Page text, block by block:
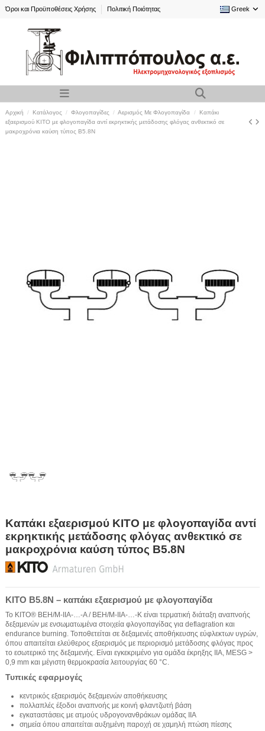
Όροι και Προϋποθέσεις Χρήσης Πολιτική Ποιότητας Greek
Αρχική Κατάλογος Φλογοπαγίδες Αερισμός Με Φλογοπαγίδα
Καπάκι
εξαερισμού KITO με φλογοπαγίδα αντί εκρηκτικής μετάδοσης φλόγας ανθεκτικό σε
μακροχρόνια καύση τύπος B5.8N
Καπάκι εξαερισμού KITO με φλογοπαγίδα αντί
εκρηκτικής μετάδοσης φλόγας ανθεκτικό σε
μακροχρόνια καύση τύπος B5.8N
KITO B5.8N – καπάκι εξαερισμού με φλογοπαγίδα
Το KITO® BEH/M-IIA-…-A / BEH/M-IIA-…-K είναι τερματική διάταξη αναπνοής
δεξαμενών με ενσωματωμένα στοιχεία φλογοπαγίδας για deflagration και
endurance burning. Τοποθετείται σε δεξαμενές αποθήκευσης εύφλεκτων υγρών,
όπου απαιτείται ελεύθερος εξαερισμός με περιορισμό μετάδοσης φλόγας προς
το εσωτερικό της δεξαμενής. Είναι εγκεκριμένο για ομάδα έκρηξης IIA, MESG >
0,9 mm και μέγιστη θερμοκρασία λειτουργίας 60 °C.
Τυπικές εφαρμογές
κεντρικός εξαερισμός δεξαμενών αποθήκευσης
πολλαπλές έξοδοι αναπνοής με κοινή φλαντζωτή βάση
εγκαταστάσεις με ατμούς υδρογονανθράκων ομάδας IIA
σημεία όπου απαιτείται αυξημένη παροχή σε χαμηλή πτώση πίεσης